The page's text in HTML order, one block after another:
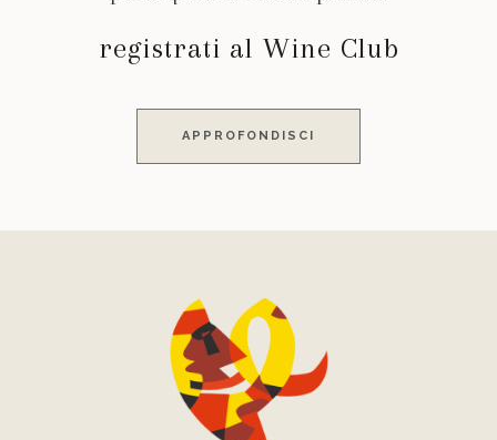
registrati al Wine Club
APPROFONDISCI